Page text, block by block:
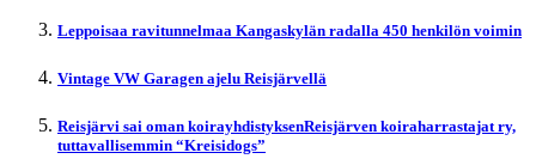
Leppoisaa ravitunnelmaa Kangaskylän radalla 450 henkilön voimin
Vintage VW Garagen ajelu Reisjärvellä
Reisjärvi sai oman koirayhdistyksenReisjärven koiraharrastajat ry,
tuttavallisemmin “Kreisidogs”